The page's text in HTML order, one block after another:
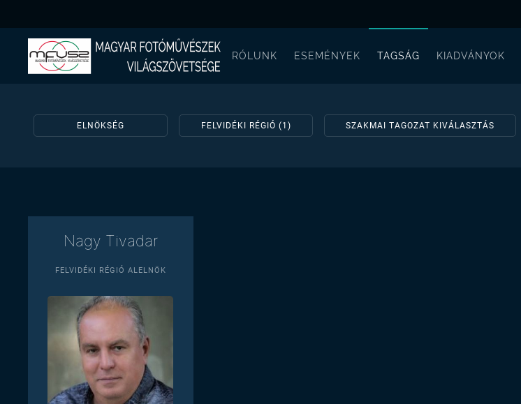
RÓLUNK ESEMÉNYEK TAGSÁG KIADVÁNYOK
ELNÖKSÉG FELVIDÉKI RÉGIÓ (1) SZAKMAI TAGOZAT KIVÁLASZTÁS
Nagy Tivadar
FELVIDÉKI RÉGIÓ ALELNÖK